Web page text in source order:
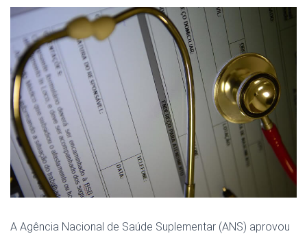
A Agência Nacional de Saúde Suplementar (ANS) aprovou